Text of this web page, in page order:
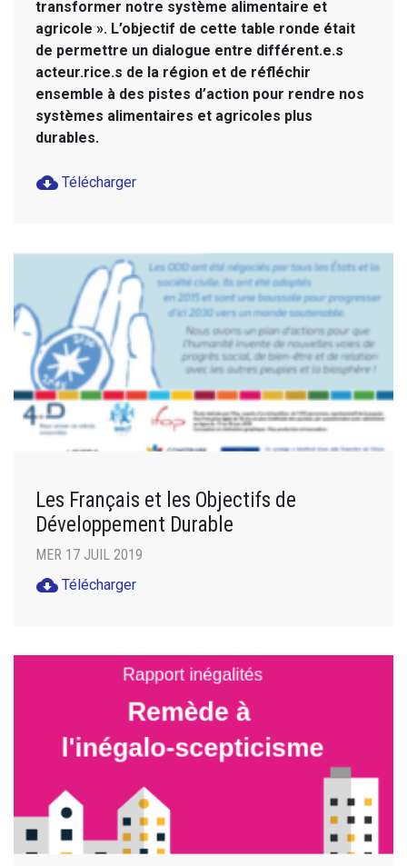
transformer notre système alimentaire et
agricole ». L’objectif de cette table ronde était
de permettre un dialogue entre différent.e.s
acteur.rice.s de la région et de réfléchir
ensemble à des pistes d’action pour rendre nos
systèmes alimentaires et agricoles plus
durables.
cloud_download Télécharger
Les Français et les Objectifs de
Développement Durable
MER 17 JUIL 2019
cloud_download Télécharger